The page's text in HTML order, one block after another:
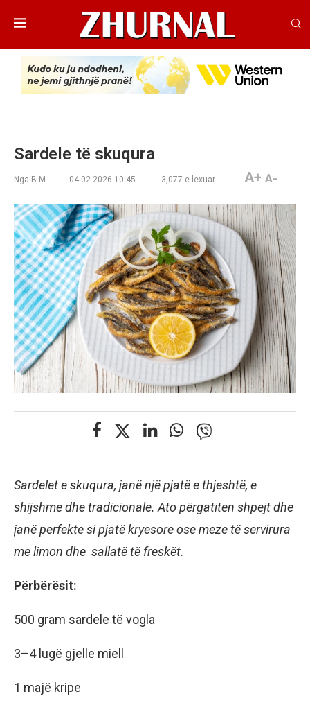
Sardele të skuqura
Nga B.M 04.02.2026 10:45 3,077 e lexuar A+ A-
Sardelet e skuqura, janë një pjatë e thjeshtë, e
shijshme dhe tradicionale. Ato përgatiten shpejt dhe
janë perfekte si pjatë kryesore ose meze të servirura
me limon dhe sallatë të freskët.
Përbërësit:
500 gram sardele të vogla
3–4 lugë gjelle miell
1 majë kripe